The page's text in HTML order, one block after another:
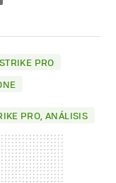
PRO
PRO, ANÁLISIS